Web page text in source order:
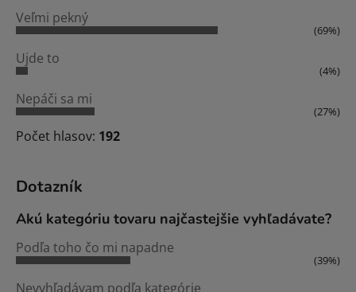
Veľmi pekný
(69%)
Ujde to
(4%)
Nepáči sa mi
(27%)
Počet hlasov: 192
Dotazník
Akú kategóriu tovaru najčastejšie vyhľadávate?
Podľa toho čo mi napadne
(39%)
Nevyhľadávam podľa kategórie